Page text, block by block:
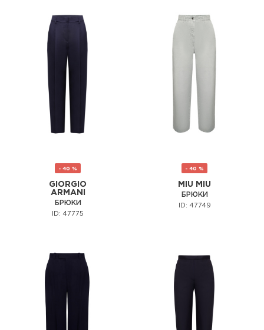
- 40 %
GIORGIO
ARMANI
БРЮКИ
ID: 47775
- 40 %
MIU MIU
БРЮКИ
ID: 47749